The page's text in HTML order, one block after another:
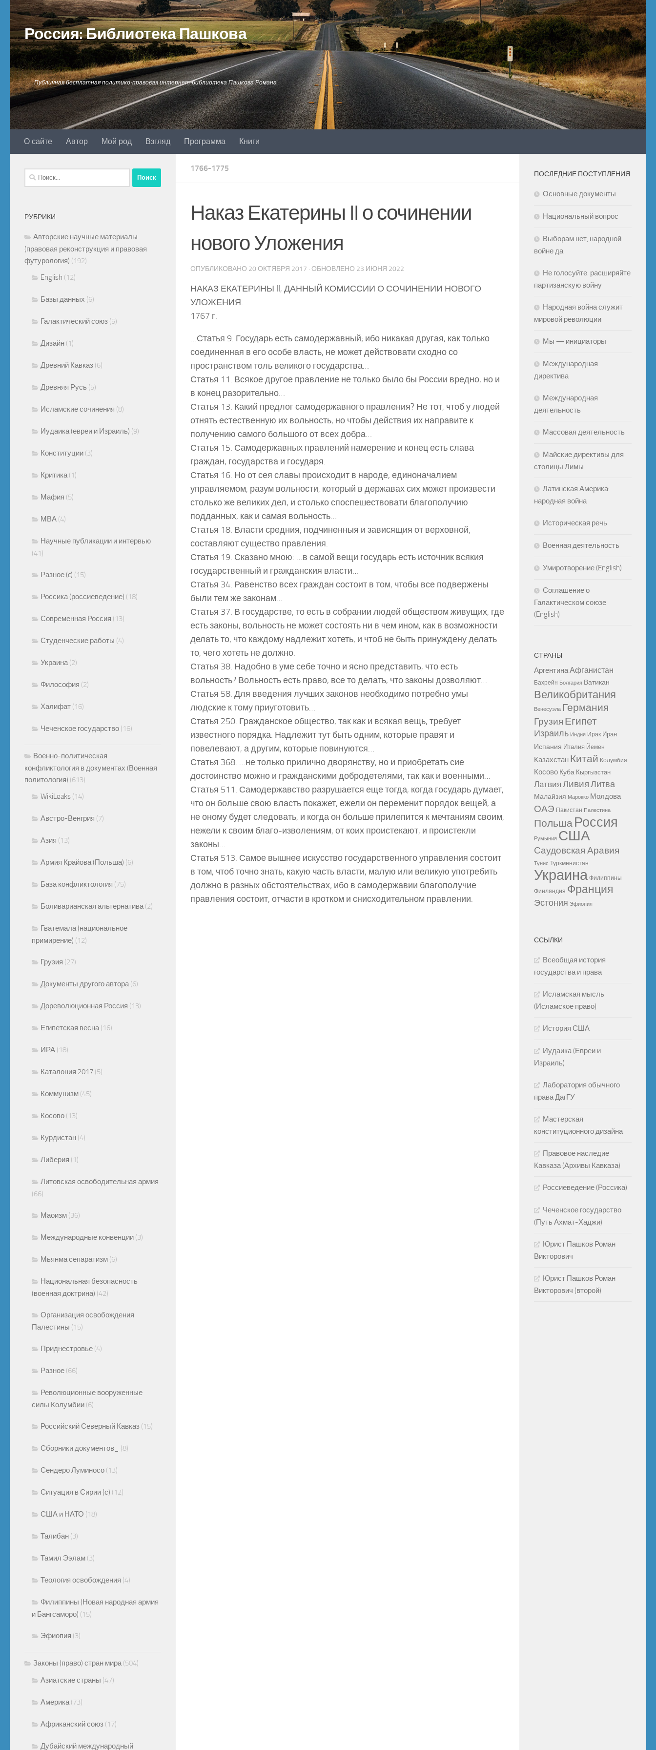
Перейти к содержимому
Россия: Библиотека Пашкова
Публичная бесплатная политико-правовая интернет-библиотека Пашкова Романа
О сайте Автор Мой род Взгляд Программа Книги
1766-1775
Наказ Екатерины II о сочинении
нового Уложения
ОПУБЛИКОВАНО 20 ОКТЯБРЯ 2017 · ОБНОВЛЕНО 23 ИЮНЯ 2022
НАКАЗ ЕКАТЕРИНЫ II, ДАННЫЙ КОМИССИИ О СОЧИНЕНИИ НОВОГО
УЛОЖЕНИЯ.
1767 г.
…Статья 9. Государь есть самодержавный; ибо никакая другая, как только
соединенная в его особе власть, не может действовати сходно со
пространством толь великого государства…
Статья 11. Всякое другое правление не только было бы России вредно, но и
в конец разорительно…
Статья 13. Какий предлог самодержавного правления? Не тот, чтоб у людей
отнять естественную их вольность, но чтобы действия их направите к
получению самого большого от всех добра…
Статья 15. Самодержавных правлений намерение и конец есть слава
граждан, государства и государя.
Статья 16. Но от сея славы происходит в народе, единоначалием
управляемом, разум вольности, который в державах сих может произвести
столько же великих дел, и столько споспешествовати благополучию
подданных, как и самая вольность…
Статья 18. Власти средния, подчиненныя и зависящия от верховной,
составляют существо правления.
Статья 19. Сказано мною: …в самой вещи государь есть источник всякия
государственный и гражданския власти…
Статья 34. Равенство всех граждан состоит в том, чтобы все подвержены
были тем же законам…
Статья 37. В государстве, то есть в собрании людей обществом живущих, где
есть законы, вольность не может состоять ни в чем ином, как в возможности
делать то, что каждому надлежит хотеть, и чтоб не быть принуждену делать
то, чего хотеть не должно.
Статья 38. Надобно в уме себе точно и ясно представить, что есть
вольность? Вольность есть право, все то делать, что законы дозволяют…
Статья 58. Для введения лучших законов необходимо потребно умы
людские к тому приуготовить…
Статья 250. Гражданское общество, так как и всякая вещь, требует
известного порядка. Надлежит тут быть одним, которые правят и
повелевают, а другим, которые повинуются…
Статья 368. …не только прилично дворянству, но и приобретать сие
достоинство можно и гражданскими добродетелями, так как и военными…
Статья 511. Самодержавство разрушается еще тогда, когда государь думает,
что он больше свою власть покажет, ежели он переменит порядок вещей, а
не оному будет следовать, и когда он больше прилепится к мечтаниям своим,
нежели к своим благо-изволениям, от коих проистекают, и проистекли
законы…
Статья 513. Самое вышнее искусство государственного управления состоит
в том, чтоб точно знать, какую часть власти, малую или великую употребить
должно в разных обстоятельствах; ибо в самодержавии благополучие
правления состоит, отчасти в кротком и снисходительном правлении.
Найти:
РУБРИКИ
Авторские научные материалы
(правовая реконструкция и правовая
футурология) (192)
English (12)
Базы данных (6)
Галактический союз (5)
Дизайн (1)
Древний Кавказ (6)
Древняя Русь (5)
Исламские сочинения (8)
Иудаика (евреи и Израиль) (9)
Конституции (3)
Критика (1)
Мафия (5)
МВА (4)
Научные публикации и интервью
(41)
Разное (c) (15)
Россика (россиеведение) (18)
Современная Россия (13)
Студенческие работы (4)
Украина (2)
Философия (2)
Халифат (16)
Чеченское государство (16)
Военно-политическая
конфликтология в документах (Военная
политология) (613)
WikiLeaks (14)
Австро-Венгрия (7)
Азия (13)
Армия Крайова (Польша) (6)
База конфликтология (75)
Боливарианская альтернатива (2)
Гватемала (национальное
примирение) (12)
Грузия (27)
Документы другого автора (6)
Дореволюционная Россия (13)
Египетская весна (16)
ИРА (18)
Каталония 2017 (5)
Коммунизм (45)
Косово (13)
Курдистан (4)
Либерия (1)
Литовская освободительная армия
(66)
Маоизм (36)
Международные конвенции (3)
Мьянма сепаратизм (6)
Национальная безопасность
(военная доктрина) (42)
Организация освобождения
Палестины (15)
Приднестровье (4)
Разное (66)
Революционные вооруженные
силы Колумбии (6)
Российский Северный Кавказ (15)
Сборники документов_ (8)
Сендеро Луминосо (13)
Ситуация в Сирии (с) (12)
США и НАТО (18)
Талибан (3)
Тамил Ээлам (3)
Теология освобождения (4)
Филиппины (Новая народная армия
и Бангсаморо) (15)
Эфиопия (3)
Законы (право) стран мира (504)
Азиатские страны (47)
Америка (73)
Африканский союз (17)
Дубайский международный
ПОСЛЕДНИЕ ПОСТУПЛЕНИЯ
Основные документы
Национальный вопрос
Выборам нет, народной
войне да
Не голосуйте. расширяйте
партизанскую войну
Народная война служит
мировой революции
Мы — инициаторы
Международная
директива
Международная
деятельность
Массовая деятельность
Майские директивы для
столицы Лимы
Латинская Америка:
народная война
Историческая речь
Военная деятельность
Умиротворение (English)
Соглашение о
Галактическом союзе
(English)
СТРАНЫ
АргентинаАфганистан
Бахрейн Болгария Ватикан
Великобритания
Венесуэла Германия
Грузия Египет
Израиль Индия Ирак Иран
Испания Италия Йемен
Казахстан Китай Колумбия
Косово Куба Кыргызстан
Латвия ЛивияЛитва
Малайзия Марокко Молдова
ОАЭ Пакистан Палестина
Польша Россия
Румыния США
Саудовская Аравия
Тунис Туркменистан
Украина Филиппины
Финляндия Франция
Эстония Эфиопия
ССЫЛКИ
Всеобщая история
государства и права
Исламская мысль
(Исламское право)
История США
Иудаика (Евреи и
Израиль)
Лаборатория обычного
права ДагГУ
Мастерская
конституционного дизайна
Правовое наследие
Кавказа (Архивы Кавказа)
Россиеведение (Россика)
Чеченское государство
(Путь Ахмат-Хаджи)
Юрист Пашков Роман
Викторович
Юрист Пашков Роман
Викторович (второй)